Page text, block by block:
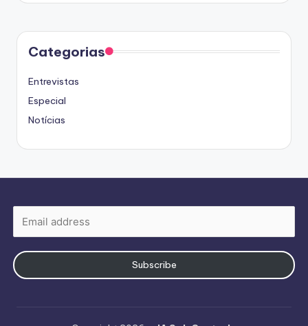
Categorias
Entrevistas
Especial
Notícias
Subscribe